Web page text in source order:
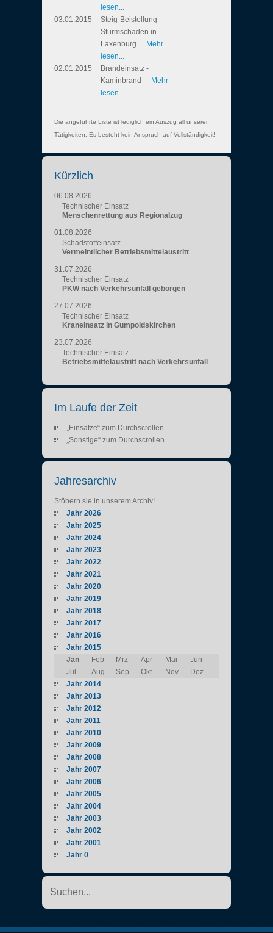
lesen...
03.01.2015
Steig-Beistellung -
Sturmschaden in
Laxenburg
Mehr
lesen...
02.01.2015
Brandeinsatz -
Kaminbrand
Mehr
lesen...
Die angeführte Liste ist lediglich ein Auszug all unserer
Tätigkeiten. Es besteht kein Anspruch auf Vollständigkeit!
Kürzlich
06.08.2026
Technischer Einsatz
Menschenrettung aus Regionalzug
01.08.2026
Schadstoffeinsatz
Vermeintlicher Betriebsmittelaustritt
31.07.2026
Technischer Einsatz
PKW nach Verkehrsunfall geborgen
27.07.2026
Technischer Einsatz
Kraneinsatz in Gumpoldskirchen
23.07.2026
Technischer Einsatz
Betriebsmittelaustritt nach Verkehrsunfall
Im Laufe der Zeit
„Einsätze“ zum Durchscrollen
„Sonstige“ zum Durchscrollen
Jahresarchiv
Stöbern sie in unserem Archiv!
Jahr 2026
Jahr 2025
Jahr 2024
Jahr 2023
Jahr 2022
Jahr 2021
Jahr 2020
Jahr 2019
Jahr 2018
Jahr 2017
Jahr 2016
Jahr 2015
Jan
Feb Mrz Apr Mai
Jun
Jul
Aug Sep Okt Nov
Dez
Jahr 2014
Jahr 2013
Jahr 2012
Jahr 2011
Jahr 2010
Jahr 2009
Jahr 2008
Jahr 2007
Jahr 2006
Jahr 2005
Jahr 2004
Jahr 2003
Jahr 2002
Jahr 2001
Jahr 0